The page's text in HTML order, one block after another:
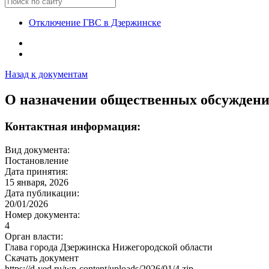
Отключение ГВС в Дзержинске
Назад к документам
О назначении общественных
Контактная информация:
Вид документа:
Постановление
Дата принятия:
15 января, 2026
Дата публикации:
20/01/2026
Номер документа:
4
Орган власти:
Глава города Дзержинска Нижегородской области
Скачать документ